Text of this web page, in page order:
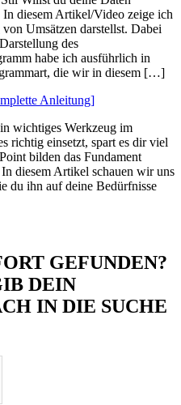
diesem Artikel/Video zeige ich
Umsätzen darstellst. Dabei
des
habe ich ausführlich in
die wir in diesem […]
Anleitung]
wichtiges Werkzeug im
richtig einsetzt, spart es dir viel
bilden das Fundament
diesem Artikel schauen wir uns
du ihn auf deine Bedürfnisse
GEFUNDEN?
DEIN
IN DIE SUCHE